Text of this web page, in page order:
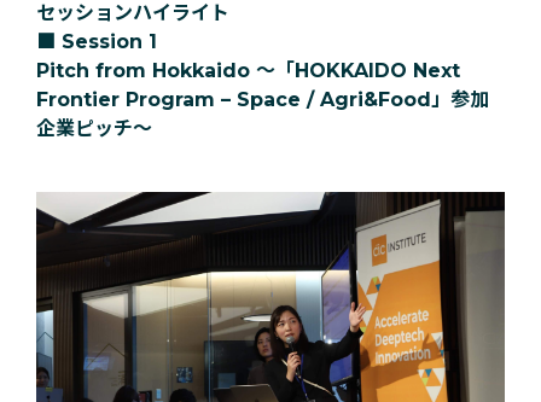
セッションハイライト
■ Session 1
Pitch from Hokkaido 〜「HOKKAIDO Next
Frontier Program – Space / Agri&Food」参加
企業ピッチ〜